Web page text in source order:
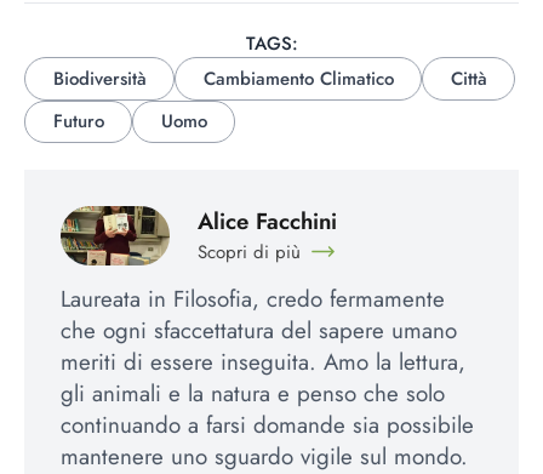
TAGS:
Biodiversità
Cambiamento Climatico
Città
Futuro
Uomo
Alice Facchini
Scopri di più
Laureata in Filosofia, credo fermamente
che ogni sfaccettatura del sapere umano
meriti di essere inseguita. Amo la lettura,
gli animali e la natura e penso che solo
continuando a farsi domande sia possibile
mantenere uno sguardo vigile sul mondo.